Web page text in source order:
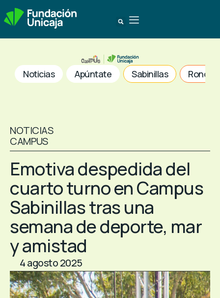
Noticias Apúntate Sabinillas Ronda
NOTICIAS
CAMPUS
Emotiva despedida del
cuarto turno en Campus
Sabinillas tras una
semana de deporte, mar
y amistad
4 agosto 2025